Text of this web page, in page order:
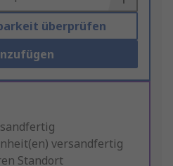
überprüfen
versandfertig
Standort